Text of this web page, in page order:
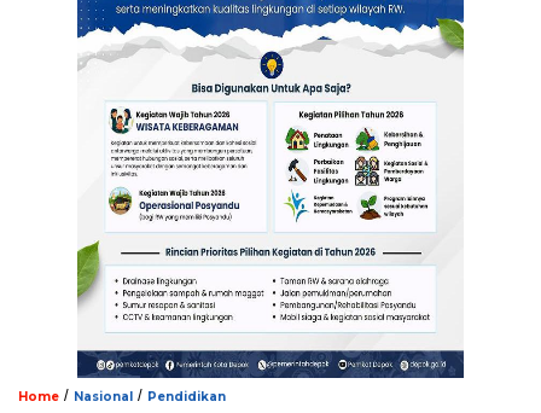
Home / Nasional / Pendidikan